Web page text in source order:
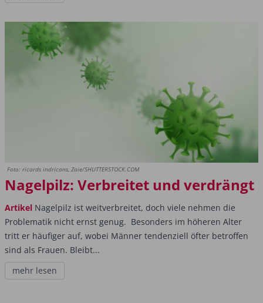
Foto: ricards indricans, Zaie/SHUTTERSTOCK.COM
Nagelpilz: Verbreitet und verdrängt
Artikel Nagelpilz ist weitverbreitet, doch viele nehmen die
Problematik nicht ernst genug. Besonders im höheren Alter
tritt er häufiger auf, wobei Männer tendenziell öfter betroffen
sind als Frauen. Bleibt...
mehr lesen